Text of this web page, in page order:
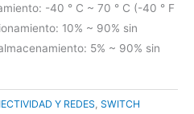
-40 ° C ~ 70 ° C (-40 ° F
10% ~ 90% sin
5% ~ 90% sin
Y REDES SWITCH